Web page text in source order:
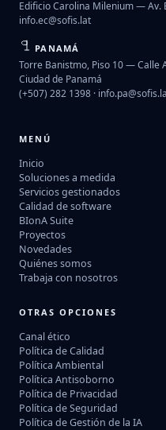
Edificio Carolina Milenium — Av.
info.ec@sofis.lat
PANAMÁ
Torre Banistmo, Piso 10 — Calle
Ciudad de Panamá
(+507) 282 1398 ·
MENÚ
Inicio
Soluciones a medida
Servicios gestionados
Calidad de software
BIonA Suite
Proyectos
Novedades
Quiénes somos
Trabaja con nosotros
OTRAS OPCIONES
Canal ético
Política de Calidad
Política Ambiental
Política Antisoborno
Política de Privacidad
Política de Seguridad
Política de Gestión de la IA